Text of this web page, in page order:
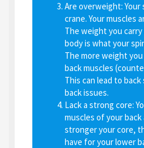
Are overweight:
crane. Your muscles
The weight you
body is what your
The more weight
back muscles
This can lead to
back issues.
Lack a strong core:
muscles of your back
stronger your core,
have for your lower